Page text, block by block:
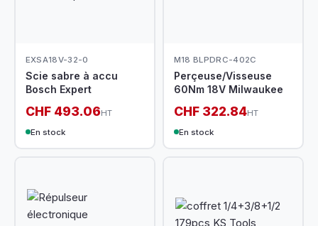
EXSA18V-32-0
Scie sabre à accu
Bosch Expert
CHF 493.06HT
En stock
M18 BLPDRC-402C
Perçeuse/Visseuse
60Nm 18V Milwaukee
CHF 322.84HT
En stock